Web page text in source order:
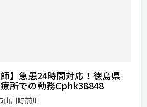
師】急患24時間対応！徳島県
所での勤務Cphk38848
山川町前川